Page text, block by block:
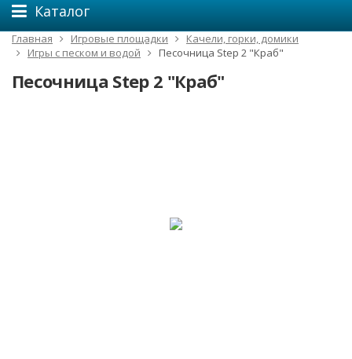
Каталог
Главная Игровые площадки
Качели, горки, домики
Игры с песком и водой
Песочница Step 2 "Краб"
Песочница Step 2 "Краб"